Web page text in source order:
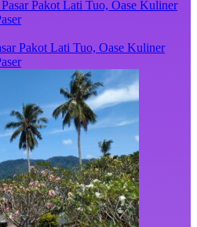
Pakot Lati Tuo, Oase Kuliner